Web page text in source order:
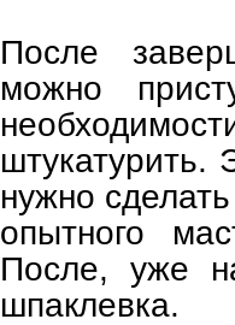
После
можно
штукатурить.
нужно
опытного
После, уже
шпаклевка.